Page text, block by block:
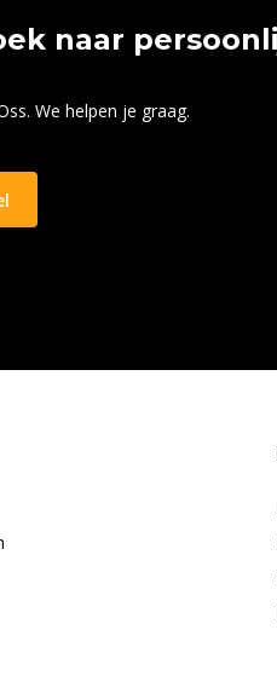
naar
We helpen je graag.